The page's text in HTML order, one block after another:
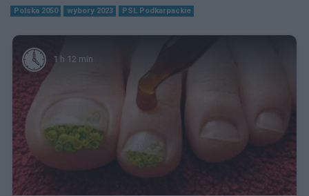
Polska 2050 wybory 2023 PSL Podkarpackie
1 h 12 min